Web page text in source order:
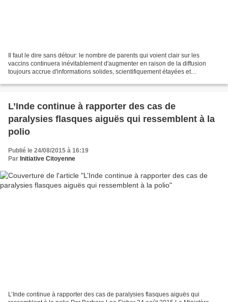
Il faut le dire sans détour: le nombre de parents qui voient clair sur les
vaccins continuera inévitablement d'augmenter en raison de la diffusion
toujours accrue d'informations solides, scientifiquement étayées et
L’Inde continue à rapporter des cas de
paralysies flasques aiguës qui ressemblent à la
polio
Publié le 24/08/2015 à 16:19
Par Initiative Citoyenne
L’Inde continue à rapporter des cas de paralysies flasques aiguës qui